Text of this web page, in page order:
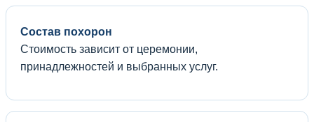
Состав похорон
Стоимость зависит от церемонии,
принадлежностей и выбранных услуг.